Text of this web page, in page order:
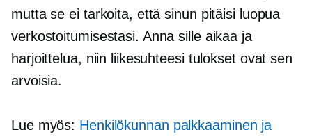
mutta se ei tarkoita, että sinun pitäisi luopua
verkostoitumisestasi. Anna sille aikaa ja
harjoittelua, niin liikesuhteesi tulokset ovat sen
arvoisia.
Lue myös: Henkilökunnan palkkaaminen ja